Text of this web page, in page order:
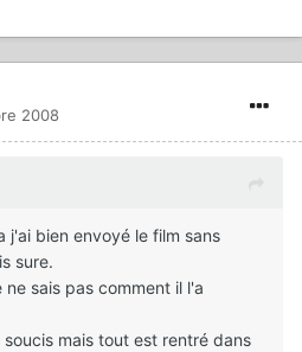
2008
j'ai bien envoyé le film sans
sure.
sais pas comment il l'a
mais tout est rentré dans